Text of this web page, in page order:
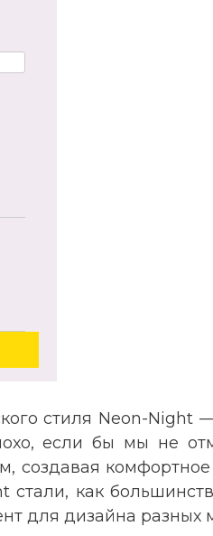
стиля Neon-
если бы мы не
создавая
стали, как
для дизайна разных